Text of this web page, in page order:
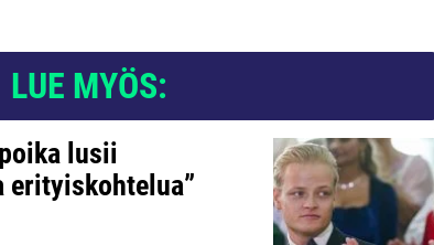
LUE MYÖS:
lusii
erityiskohtelua”